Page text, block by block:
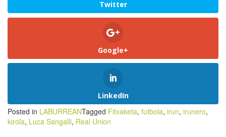
Twitter
Google+
LinkedIn
Posted in LABURREANTagged Fitxaketa, futbola, irun, irunero,
kirola, Luca Sangalli, Real Union